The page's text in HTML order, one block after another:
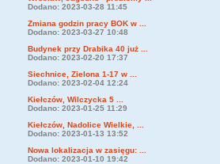
Dodano: 2023-03-28 11:45
Zmiana godzin pracy BOK w ...
Dodano: 2023-03-27 10:48
Budynek przy Drabika 40 już ...
Dodano: 2023-02-20 17:37
Siechnice, Zielona 1-17 w ...
Dodano: 2023-02-04 12:24
Kiełczów, Wilczycka 5 ...
Dodano: 2023-01-25 11:29
Kiełczów, Nadolice Wielkie, ...
Dodano: 2023-01-13 13:52
Nowa lokalizacja w zasięgu: ...
Dodano: 2023-01-10 19:42